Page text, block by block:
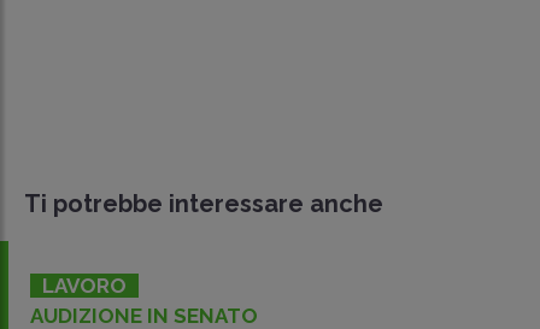
Ti potrebbe interessare anche
LAVORO
AUDIZIONE IN SENATO